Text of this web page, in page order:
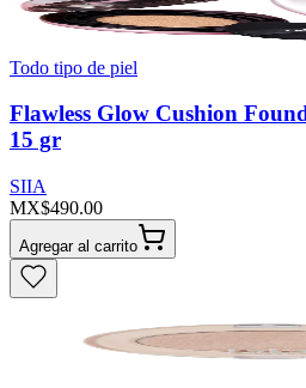
Todo tipo de piel
Flawless Glow Cushion
15 gr
SIIA
MX$490.00
Agregar al carrito